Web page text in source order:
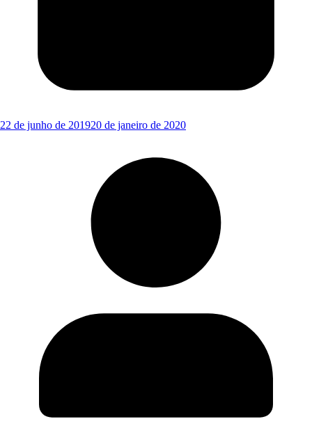
22 de junho de 201920 de janeiro de 2020